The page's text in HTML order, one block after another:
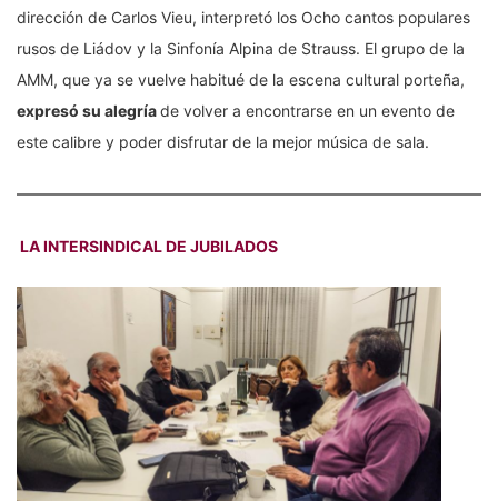
dirección de Carlos Vieu, interpretó los Ocho cantos populares
rusos de Liádov y la Sinfonía Alpina de Strauss. El grupo de la
AMM, que ya se vuelve habitué de la escena cultural porteña,
expresó su alegríade volver a encontrarse en un evento de
este calibre y poder disfrutar de la mejor música de sala.
LA INTERSINDICAL DE JUBILADOS